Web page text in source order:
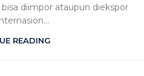
diimpor ataupun diekspor
READING